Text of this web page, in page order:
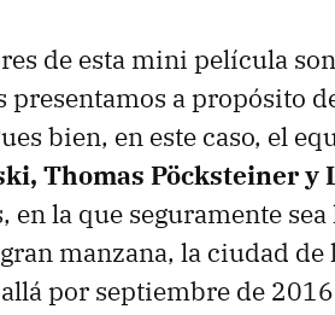
de esta mini película
presentamos a propósito
bien, en este caso, el
Thomas Pöcksteiner y
en la que seguramente
manzana, la ciudad
por septiembre de